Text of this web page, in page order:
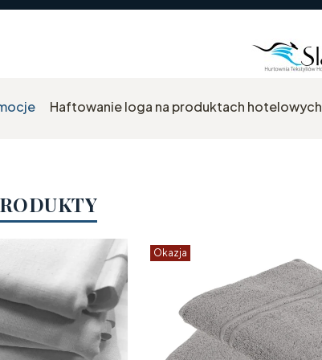
Haftowanie loga na produktach hotelowych
Okazja